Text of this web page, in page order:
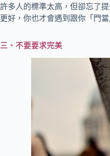
許多人的標準太高，但卻忘了
更好，你也才會遇到跟你「門
三、不要要求完美